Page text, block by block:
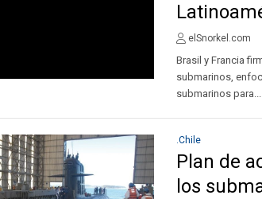
elSnorkel.com
Brasil y Francia
submarinos,
submarinos para...
.Chile
Plan de
los